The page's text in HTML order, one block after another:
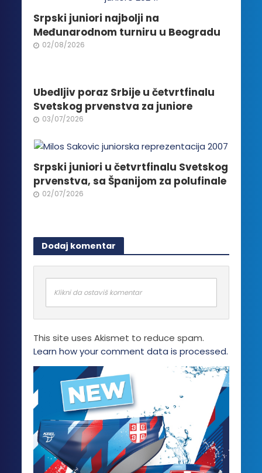
izabrane
na
stranici
Srpski juniori najbolji na
Međunarodnom turniru u Beogradu
02/08/2026
Ubedljiv poraz Srbije u četvrtfinalu
Svetskog prvenstva za juniore
03/07/2026
Srpski juniori u četvrtfinalu Svetskog
prvenstva, sa Španijom za polufinale
02/07/2026
Dodaj komentar
Klikni da ostaviš komentar
This site uses Akismet to reduce spam.
Learn how your comment data is processed.